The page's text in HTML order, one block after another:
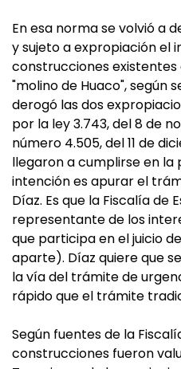
En esa norma se volvió a
y sujeto a expropiación el
construcciones
"molino de Huaco", según
derogó las dos
por la ley 3.743, del 8 de
número 4.505, del 11 de
llegaron a cumplirse en
intención es apurar el
Díaz. Es que la Fiscalía de
representante de los
que participa en el juicio
aparte). Díaz quiere que
la vía del trámite de
rápido que el trámite
Según fuentes de la
construcciones fueron